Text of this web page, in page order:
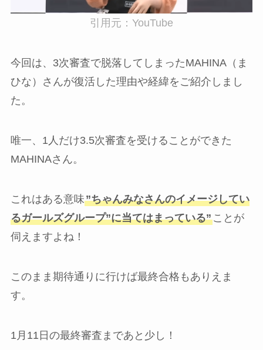
引用元：YouTube
今回は、3次審査で脱落してしまったMAHINA（ま
ひな）さんが復活した理由や経緯をご紹介しまし
た。
唯一、1人だけ3.5次審査を受けることができた
MAHINAさん。
これはある意味”ちゃんみなさんのイメージしてい
るガールズグループ”に当てはまっている”ことが
伺えますよね！
このまま期待通りに行けば最終合格もありえま
す。
1月11日の最終審査まであと少し！